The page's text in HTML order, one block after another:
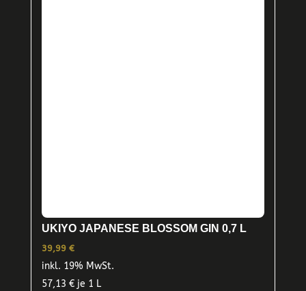
UKIYO JAPANESE BLOSSOM GIN 0,7 L
39,99 €
inkl. 19% MwSt.
57,13 €je 1 L